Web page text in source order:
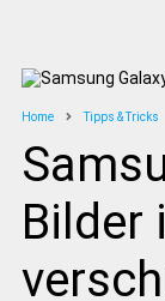
Home
Tipps & Tricks
Bilder